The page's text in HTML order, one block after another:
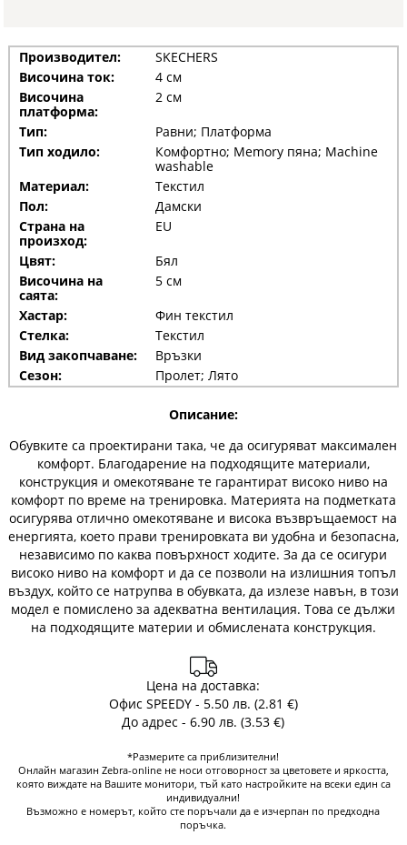
Производител:
SKECHERS
Височина ток:
4 см
Височина
платформа:
2 см
Тип:
Равни; Платформа
Тип ходило:
Комфортно; Memory пяна; Machine
washable
Материал:
Текстил
Пол:
Дамски
Страна на
произход:
EU
Цвят:
Бял
Височина на
саята:
5 см
Хастар:
Фин текстил
Стелка:
Текстил
Вид закопчаване:
Връзки
Сезон:
Пролет; Лято
Описание:
Обувките са проектирани така, че да осигуряват максимален
комфорт. Благодарение на подходящите материали,
конструкция и омекотяване те гарантират високо ниво на
комфорт по време на тренировка. Материята на подметката
осигурява отлично омекотяване и висока възвръщаемост на
енергията, което прави тренировката ви удобна и безопасна,
независимо по каква повърхност ходите. За да се осигури
високо ниво на комфорт и да се позволи на излишния топъл
въздух, който се натрупва в обувката, да излезе навън, в този
модел е помислено за адекватна вентилация. Това се дължи
на подходящите материи и обмислената конструкция.
Цена на доставка:
Офис SPEEDY - 5.50 лв. (2.81 €)
До адрес - 6.90 лв. (3.53 €)
*Размерите са приблизителни!
Онлайн магазин Zebra-online не носи отговорност за цветовете и яркостта,
която виждате на Вашите монитори, тъй като настройките на всеки един са
индивидуални!
Възможно е номерът, който сте поръчали да е изчерпан по предходна
поръчка.